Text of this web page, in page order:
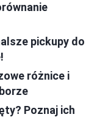
pickupy do
różnice i
Poznaj ich